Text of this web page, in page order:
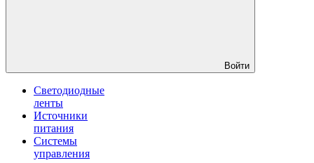
Войти
Светодиодные
ленты
Источники
питания
Системы
управления